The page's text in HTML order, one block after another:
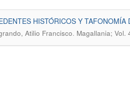
HISTÓRICOS Y
Atilio Francisco. Magallania; Vol.